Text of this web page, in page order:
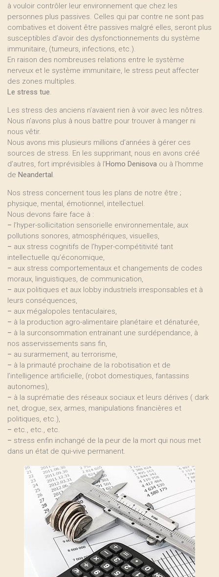
à vouloir contrôler leur environnement que chez les
personnes plus passives. Celles qui par contre ne sont pas
combatives et doivent être passives malgré elles, seront plus
susceptibles d’avoir des dysfonctionnements du système
immunitaire, (tumeurs, infections, etc.).
En raison des nombreuses relations entre le système
nerveux et le système immunitaire, le stress peut affecter
des zones multiples.
Le stress tue.
Les stress des anciens n’avaient rien à voir avec les nôtres.
Nous n’avons plus à nous battre pour trouver à manger ni
nous vêtir.
Nous avons mis plusieurs millions d’années à gérer ces
sources de stress. En les supprimant, nous en avons créé
d’autres, fort imprévisibles à l’Homo Denisova ou à l’homme
de Neandertal.
Nos stress concernent tous les plans de notre être ;
physique, mental, émotionnel, intellectuel.
Nous devons faire face à :
– l’hyper-sollicitation sensorielle environnementale, aux
pollutions sonores, atmosphériques, visuelles,
– aux stress cognitifs de l’hyper-compétitivité tant
intellectuelle qu’économique,
– aux stress comportementaux et changements de codes
moraux, linguistiques, de communication,
– aux politiques et aux lobby industriels irresponsables et à
leurs conséquences,
– aux mégalopoles tentaculaires,
– à la production agro-alimentaire planétaire et dénaturée,
– à la surconsommation entrainant une surdépendance, à
nos asservissements sans fin,
– au surarmement, au terrorisme,
– à la primauté prochaine de la robotisation et de
l’intelligence artificielle, (robot domestiques, fantassins
autonomes),
– à la suprématie des réseaux sociaux et leurs dérives ( dark
net, drogue, sex, armes, manipulations financières et
politiques, etc.),
– etc., etc., etc.
– stress enfin inchangé de la peur de la mort qui nous met
dans un état de qui-vive permanent.